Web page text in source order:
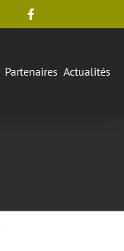
Partenaires Actualités